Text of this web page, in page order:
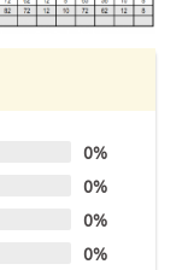
0%
0%
0%
0%